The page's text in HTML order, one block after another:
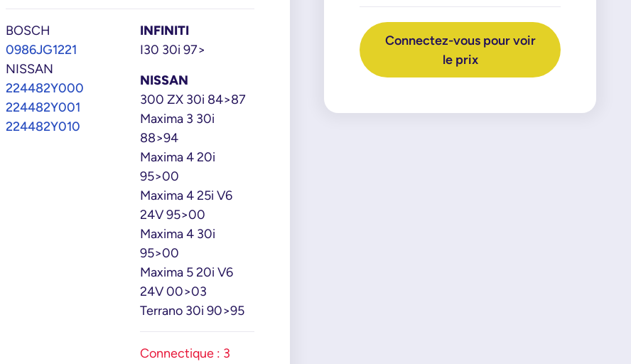
BOSCH
0986JG1221
NISSAN
224482Y000
224482Y001
224482Y010
INFINITI
I30 30i 97>
NISSAN
300 ZX 30i 84>87
Maxima 3 30i
88>94
Maxima 4 20i
95>00
Maxima 4 25i V6
24V 95>00
Maxima 4 30i
95>00
Maxima 5 20i V6
24V 00>03
Terrano 30i 90>95
Connectique : 3
Connectez-vous pour voir
le prix